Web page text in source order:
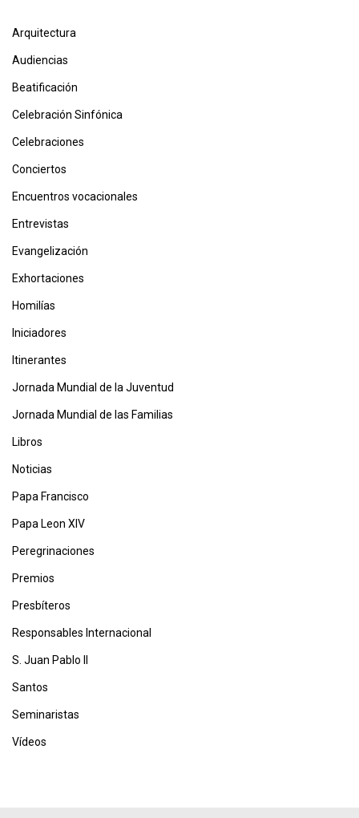
Arquitectura
Audiencias
Beatificación
Celebración Sinfónica
Celebraciones
Conciertos
Encuentros vocacionales
Entrevistas
Evangelización
Exhortaciones
Homilías
Iniciadores
Itinerantes
Jornada Mundial de la Juventud
Jornada Mundial de las Familias
Libros
Noticias
Papa Francisco
Papa Leon XIV
Peregrinaciones
Premios
Presbíteros
Responsables Internacional
S. Juan Pablo II
Santos
Seminaristas
Vídeos